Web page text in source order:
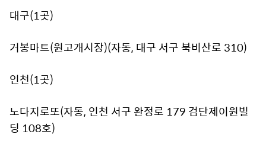
대구(1곳)
거봉마트(원고개시장)(자동, 대구 서구 북비산로 310)
인천(1곳)
노다지로또(자동, 인천 서구 완정로 179 검단제이원빌
딩 108호)